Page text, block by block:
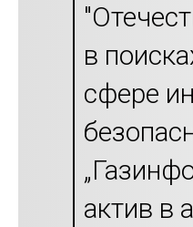
в
сфере
актив в